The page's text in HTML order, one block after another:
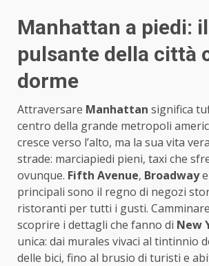
Manhattan a piedi:
pulsante della città
dorme
Attraversare Manhattan significa
centro della grande metropoli
cresce verso l’alto, ma la sua vita
strade: marciapiedi pieni, taxi che
ovunque. Fifth Avenue, Broadwaye
principali sono il regno di negozi
ristoranti per tutti i gusti.
scoprire i dettagli che fanno di New
unica: dai murales vivaci al tintinnio
delle bici, fino al brusio di turisti e